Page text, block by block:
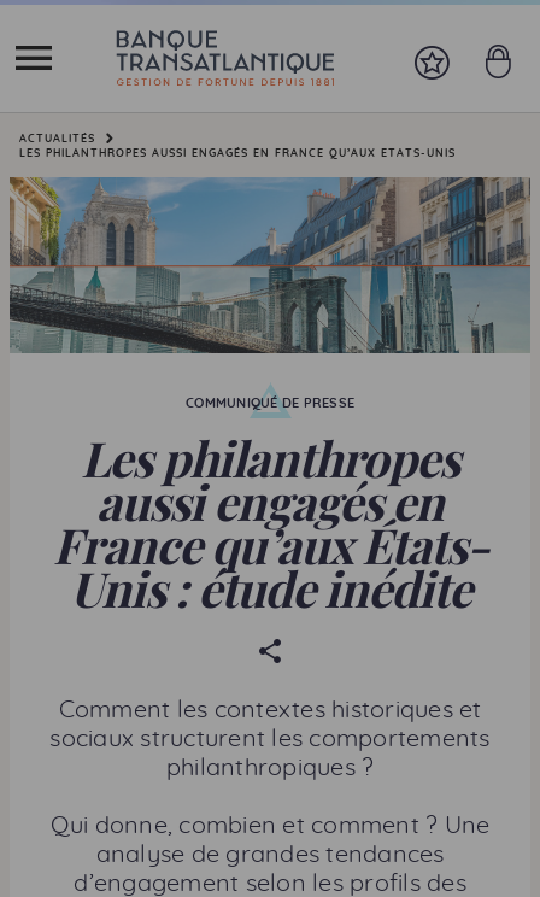
Vous êtes ici:
ACTUALITÉS
LES PHILANTHROPES AUSSI ENGAGÉS EN FRANCE QU’AUX ETATS-UNIS
COMMUNIQUÉ DE PRESSE
Les philanthropes
aussi engagés en
France qu’aux États-
Unis : étude inédite
r
t
a
e
r
c
Comment les contextes historiques et
sociaux structurent les comportements
philanthropiques ?
Qui donne, combien et comment ? Une
analyse de grandes tendances
d’engagement selon les profils des